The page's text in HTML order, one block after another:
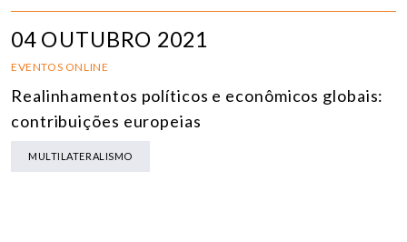
04 OUTUBRO 2021
EVENTOS ONLINE
Realinhamentos políticos e econômicos globais:
contribuições europeias
MULTILATERALISMO